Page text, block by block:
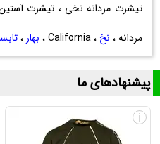
تیشرت مردانه نخی ، تیشرت
مردانه ، نخ ، California ، بهار ،
پیشنهادهای ما
i